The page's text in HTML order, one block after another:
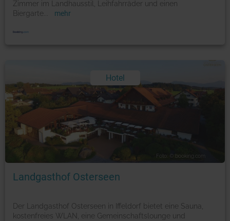
Zimmer im Landhausstil, Leihfahrräder und einen
Biergarte
mehr
Hotel
Foto: © booking.com
Landgasthof Osterseen
Der Landgasthof Osterseen in Iffeldorf bietet eine Sauna,
kostenfreies WLAN, eine Gemeinschaftslounge und